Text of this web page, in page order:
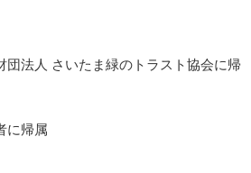
団法人 さいたま緑のトラスト協会に帰
に帰属